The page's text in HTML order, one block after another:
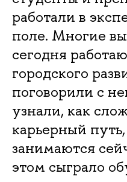
работали в
поле. Многие
сегодня
городского
поговорили с
узнали, как
карьерный
занимаются
этом сыграло